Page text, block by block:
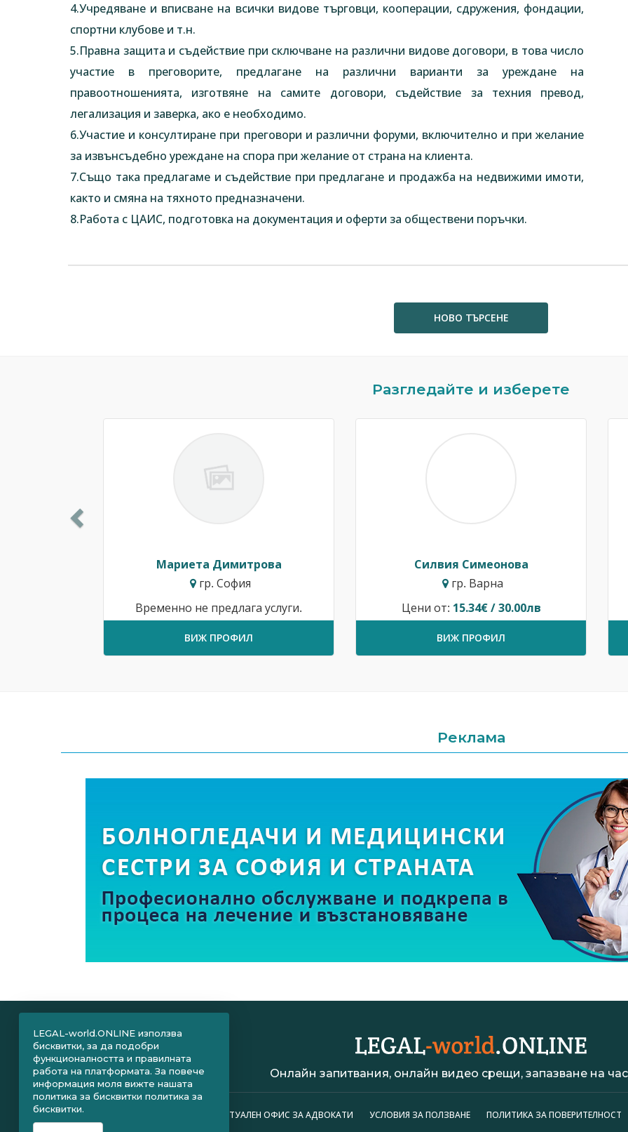
4.Учредяване и вписване на всички видове търговци, кооперации, сдружения, фондации,
спортни клубове и т.н.
5.Правна защита и съдействие при сключване на различни видове договори, в това число
участие в преговорите, предлагане на различни варианти за уреждане на
правоотношенията, изготвяне на самите договори, съдействие за техния превод,
легализация и заверка, ако е необходимо.
6.Участие и консултиране при преговори и различни форуми, включително и при желание
за извънсъдебно уреждане на спора при желание от страна на клиента.
7.Също така предлагаме и съдействие при предлагане и продажба на недвижими имоти,
както и смяна на тяхното предназначени.
8.Работа с ЦАИС, подготовка на документация и оферти за обществени поръчки.
НОВО ТЪРСЕНЕ
Разгледайте и изберете
Мариета Димитрова
гр. София
Временно не предлага услуги.
ВИЖ ПРОФИЛ
Силвия Симеонова
гр. Варна
Цени от: 15.34€ / 30.00лв
ВИЖ ПРОФИЛ
Реклама
Онлайн запитвания, онлайн видео срещи, запазване на
ВИРТУАЛЕН ОФИС ЗА АДВОКАТИ УСЛОВИЯ ЗА ПОЛЗВАНЕ ПОЛИТИКА ЗА ПОВЕРИТЕЛНОСТ
LEGAL-world.ONLINE използва
бисквитки, за да подобри
функционалността и правилната
работа на платформата. За повече
информация моля вижте нашата
политика за бисквитки политика за
бисквитки.